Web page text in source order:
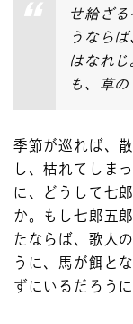
せ給ざ
うなら
はなれ
も、草
季節が巡れば、
し、枯れてしま
に、どうして七
か。もし七郎五
たならば、歌人
うに、馬が餌と
ずにいるだろう